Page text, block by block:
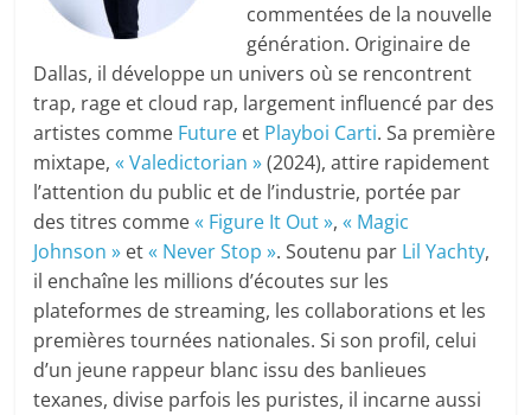
commentées de la nouvelle
génération. Originaire de
Dallas, il développe un univers où se rencontrent
trap, rage et cloud rap, largement influencé par des
artistes comme Future et Playboi Carti. Sa première
mixtape,« Valedictorian »(2024), attire rapidement
l’attention du public et de l’industrie, portée par
des titres comme« Figure It Out »,« Magic
Johnson » et« Never Stop ». Soutenu par Lil Yachty,
il enchaîne les millions d’écoutes sur les
plateformes de streaming, les collaborations et les
premières tournées nationales. Si son profil, celui
d’un jeune rappeur blanc issu des banlieues
texanes, divise parfois les puristes, il incarne aussi